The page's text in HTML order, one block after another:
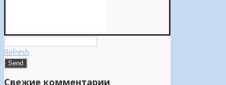
Refresh
Свежие комментарии